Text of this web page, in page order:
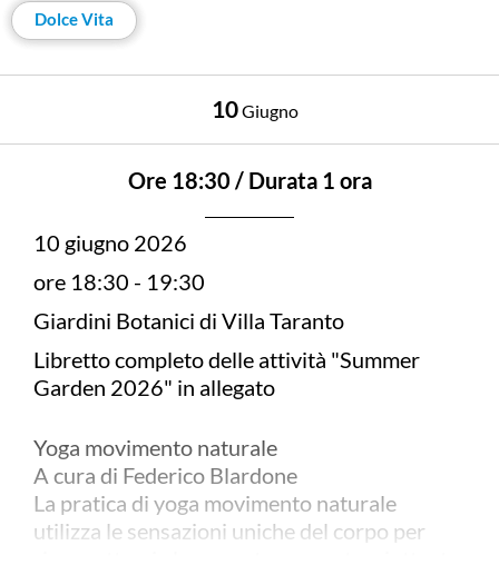
Dolce Vita
10Giugno
Ore 18:30 / Durata 1 ora
10 giugno 2026
ore 18:30 - 19:30
Giardini Botanici di Villa Taranto
Libretto completo delle attività "Summer
Garden 2026" in allegato
Yoga movimento naturale
A cura di Federico Blardone
La pratica di yoga movimento naturale
utilizza le sensazioni uniche del corpo per